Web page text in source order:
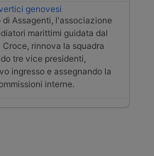
genovesi
Assagenti, l'associazione
marittimi guidata dal
rinnova la squadra
tre vice presidenti,
ingresso e assegnando la
interne.